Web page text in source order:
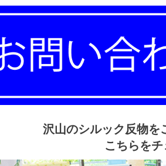
沢山のシルック反物を
こちらをチ